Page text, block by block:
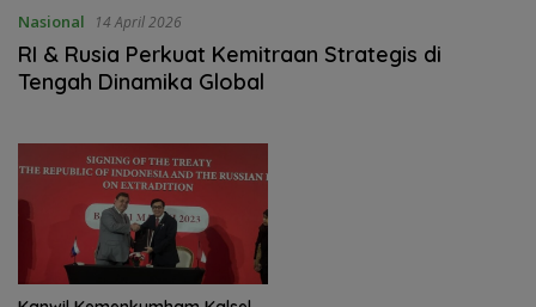
Nasional 14 April 2026
‎RI & Rusia Perkuat Kemitraan Strategis di
Tengah Dinamika Global